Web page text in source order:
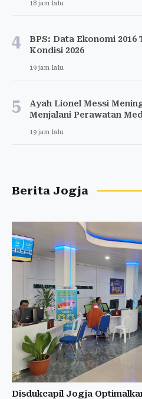
18 jam lalu
4
BPS: Data Ekonomi
Kondisi 2026
19 jam lalu
5
Ayah Lionel Messi
Menjalani Perawatan
19 jam lalu
Berita Jogja
Disdukcapil Jogja